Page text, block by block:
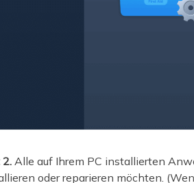
Alle auf Ihrem PC installierten
oder reparieren möchten.